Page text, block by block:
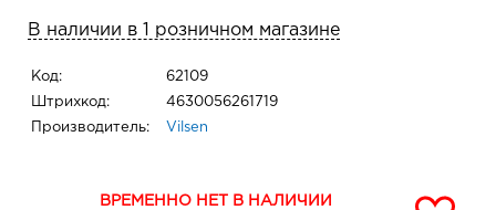
В наличии в 1 розничном магазине
Код: 62109
Штрихкод: 4630056261719
Производитель: Vilsen
ВРЕМЕННО НЕТ В НАЛИЧИИ